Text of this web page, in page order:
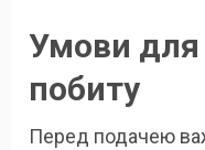
Умови для
побиту
Перед подачею